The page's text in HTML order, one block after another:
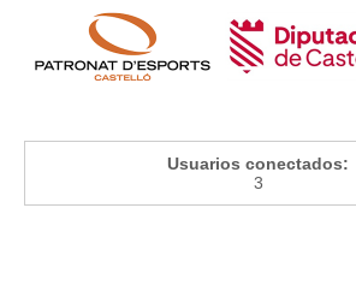
Usuarios conectados:
3